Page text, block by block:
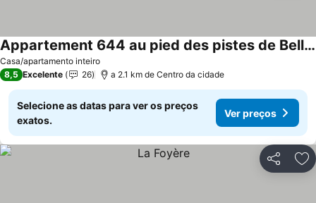
Casa/apartamento inteiro
Appartement 644 au pied des pistes de Belle Plagne
8,5 Excelente 26 a 2.1 km de Centro da cidade
Selecione as datas para ver os preços
exatos.
Ver preços
Partilhar